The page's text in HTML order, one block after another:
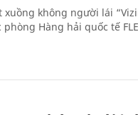
không người lái
Hàng hải quốc tế